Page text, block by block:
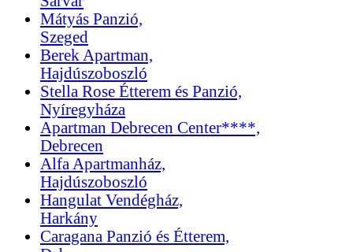
Mátyás Panzió,
Szeged
Berek Apartman,
Hajdúszoboszló
Stella Rose Étterem és Panzió,
Nyíregyháza
Apartman Debrecen Center****,
Debrecen
Alfa Apartmanház,
Hajdúszoboszló
Hangulat Vendégház,
Harkány
Caragana Panzió és Étterem,